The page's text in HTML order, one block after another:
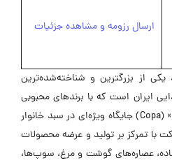
ارسال رزومه و مشاهده جزئیات
یکی از بزرگترین و شناخته‌شده‌ترین
ایران است که با برندهای محبوبی
همچون «الیت» (Elite) و «کوپا» (Copa) جایگاه ویژه‌ای در سبد خانوار
با تمرکز بر تولید و عرضه محصولات
عصاره‌های گوشت و مرغ، سوپ‌ها،